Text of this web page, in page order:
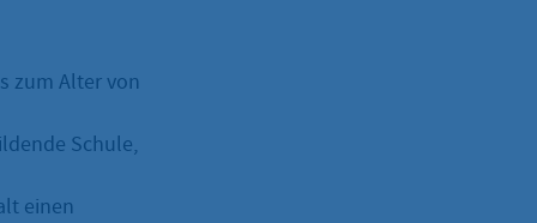
zum Alter von
Schule,
einen